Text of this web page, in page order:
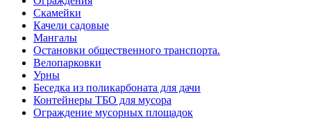
Скамейки
Качели садовые
Мангалы
Остановки общественного транспорта.
Велопарковки
Урны
Беседка из поликарбоната для дачи
Контейнеры ТБО для мусора
Ограждение мусорных площадок